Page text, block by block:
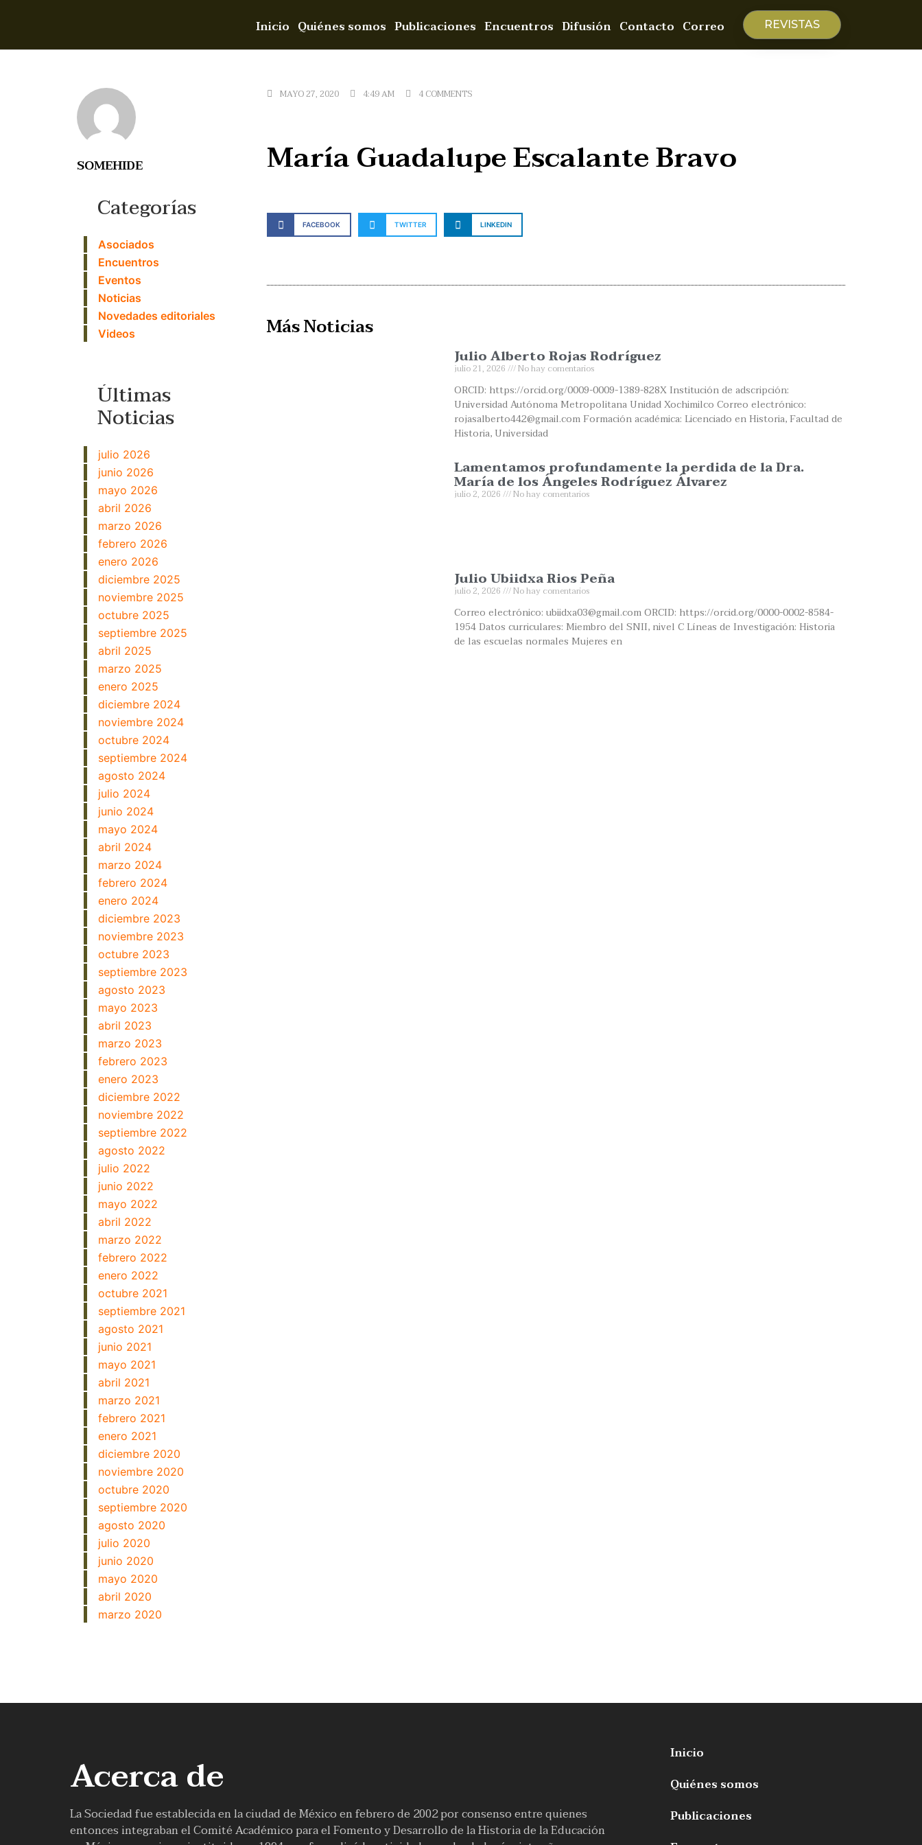
Inicio Quiénes somos Publicaciones Encuentros Difusión Contacto Correo REVISTAS
SOMEHIDE
Categorías
Asociados
Encuentros
Eventos
Noticias
Novedades editoriales
Videos
Últimas
Noticias
julio 2026
junio 2026
mayo 2026
abril 2026
marzo 2026
febrero 2026
enero 2026
diciembre 2025
noviembre 2025
octubre 2025
septiembre 2025
abril 2025
marzo 2025
enero 2025
diciembre 2024
noviembre 2024
octubre 2024
septiembre 2024
agosto 2024
julio 2024
junio 2024
mayo 2024
abril 2024
marzo 2024
febrero 2024
enero 2024
diciembre 2023
noviembre 2023
octubre 2023
septiembre 2023
agosto 2023
mayo 2023
abril 2023
marzo 2023
febrero 2023
enero 2023
diciembre 2022
noviembre 2022
septiembre 2022
agosto 2022
julio 2022
junio 2022
mayo 2022
abril 2022
marzo 2022
febrero 2022
enero 2022
octubre 2021
septiembre 2021
agosto 2021
junio 2021
mayo 2021
abril 2021
marzo 2021
febrero 2021
enero 2021
diciembre 2020
noviembre 2020
octubre 2020
septiembre 2020
agosto 2020
julio 2020
junio 2020
mayo 2020
abril 2020
marzo 2020
MAYO 27, 2020 4:49 AM 4 COMMENTS
María Guadalupe Escalante Bravo
FACEBOOK TWITTER LINKEDIN
Más Noticias
Julio Alberto Rojas Rodríguez
julio 21, 2026 No hay comentarios
ORCID: https://orcid.org/0009-0009-1389-828X Institución de adscripción:
Universidad Autónoma Metropolitana Unidad Xochimilco Correo electrónico:
rojasalberto442@gmail.com Formación académica: Licenciado en Historia, Facultad de
Historia, Universidad
Lamentamos profundamente la perdida de la Dra.
María de los Ángeles Rodríguez Álvarez
julio 2, 2026 No hay comentarios
Julio Ubiidxa Rios Peña
julio 2, 2026 No hay comentarios
Correo electrónico: ubiidxa03@gmail.com ORCID: https://orcid.org/0000-0002-8584-
1954 Datos curriculares: Miembro del SNII, nivel C Líneas de Investigación: Historia
de las escuelas normales Mujeres en
Acerca de
La Sociedad fue establecida en la ciudad de México en febrero de 2002 por consenso entre quienes
entonces integraban el Comité Académico para el Fomento y Desarrollo de la Historia de la Educación
Inicio
Quiénes somos
Publicaciones